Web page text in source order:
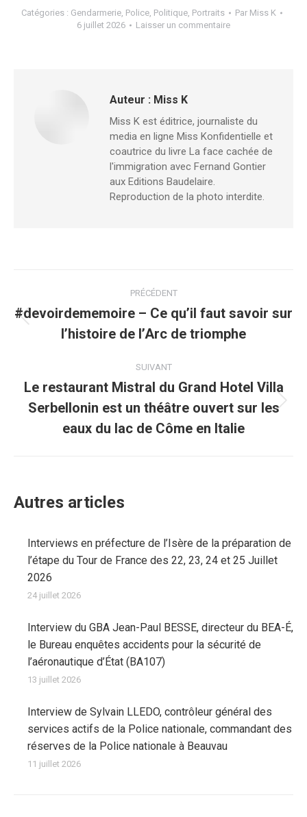
Catégories : Gendarmerie, Police, Politique, Portraits Par Miss K
6 juillet 2026
Laisser un commentaire
Auteur : Miss K
Miss K est éditrice, journaliste du
media en ligne Miss Konfidentielle et
coautrice du livre La face cachée de
l'immigration avec Fernand Gontier
aux Editions Baudelaire.
Reproduction de la photo interdite.
PRÉCÉDENT
#devoirdememoire – Ce qu’il faut savoir sur
l’histoire de l’Arc de triomphe
SUIVANT
Le restaurant Mistral du Grand Hotel Villa
Serbellonin est un théâtre ouvert sur les
eaux du lac de Côme en Italie
Autres articles
Interviews en préfecture de l’Isère de la préparation de
l’étape du Tour de France des 22, 23, 24 et 25 Juillet
2026
24 juillet 2026
Interview du GBA Jean-Paul BESSE, directeur du BEA-É,
le Bureau enquêtes accidents pour la sécurité de
l’aéronautique d’État (BA107)
13 juillet 2026
Interview de Sylvain LLEDO, contrôleur général des
services actifs de la Police nationale, commandant des
réserves de la Police nationale à Beauvau
11 juillet 2026